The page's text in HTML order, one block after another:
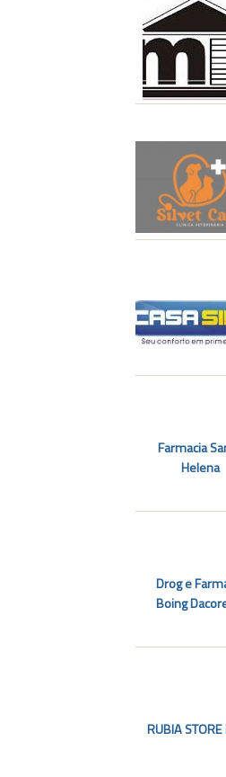
l
l
Farmacia
Helena
Drog e
Boing
RUBIA STORE